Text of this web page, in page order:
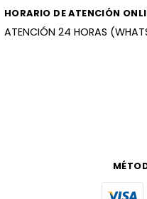
HORARIO DE ATENCIÓN
ATENCIÓN 24 HORAS